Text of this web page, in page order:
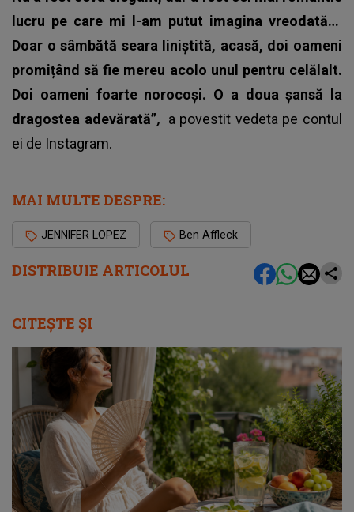
DISTRIBUIE ARTICOLUL
lucru pe care mi l-am putut imagina vreodată…
Doar o sâmbătă seara liniștită, acasă, doi oameni
promițând să fie mereu acolo unul pentru celălalt.
Doi oameni foarte norocoși. O a doua șansă la
dragostea adevărată”, a povestit vedeta pe contul
ei de Instagram.
MAI MULTE DESPRE:
JENNIFER LOPEZ Ben Affleck
CITEȘTE ȘI